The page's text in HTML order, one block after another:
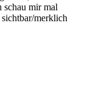
schau mir mal
merklich